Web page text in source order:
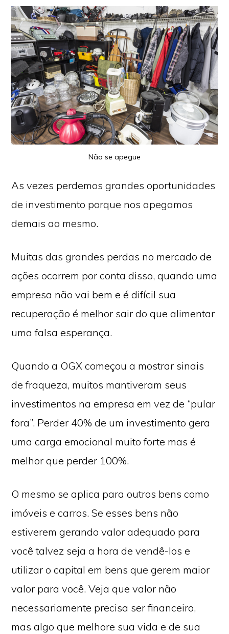
Não se apegue
As vezes perdemos grandes oportunidades
de investimento porque nos apegamos
demais ao mesmo.
Muitas das grandes perdas no mercado de
ações ocorrem por conta disso, quando uma
empresa não vai bem e é difícil sua
recuperação é melhor sair do que alimentar
uma falsa esperança.
Quando a OGX começou a mostrar sinais
de fraqueza, muitos mantiveram seus
investimentos na empresa em vez de “pular
fora”. Perder 40% de um investimento gera
uma carga emocional muito forte mas é
melhor que perder 100%.
O mesmo se aplica para outros bens como
imóveis e carros. Se esses bens não
estiverem gerando valor adequado para
você talvez seja a hora de vendê-los e
utilizar o capital em bens que gerem maior
valor para você. Veja que valor não
necessariamente precisa ser financeiro,
mas algo que melhore sua vida e de sua